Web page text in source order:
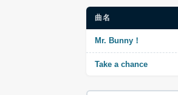
曲名
Mr. Bunny！
Take a chance